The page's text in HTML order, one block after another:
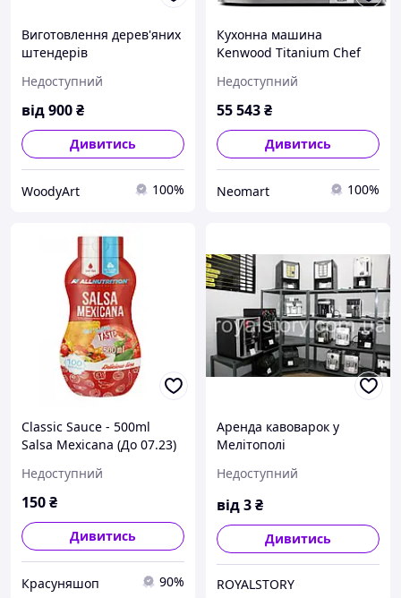
Виготовлення дерев'яних
штендерів
Недоступний
від900₴
Дивитись
WoodyArt 100%
Кухонна машина
Kenwood Titanium Chef
Недоступний
55 543₴
Дивитись
Neomart 100%
Classic Sauce - 500ml
Salsa Mexicana (До 07.23)
Недоступний
150₴
Дивитись
Красуняшоп 90%
Аренда кавоварок у
Мелітополі
Недоступний
від3₴
Дивитись
ROYALSTORY